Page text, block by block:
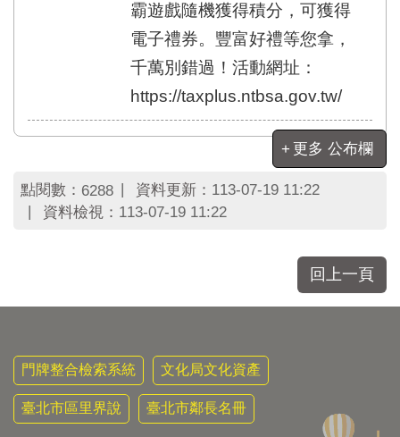
霸遊戲隨機獲得積分，可獲得
電子禮券。豐富好禮等您拿，
千萬別錯過！活動網址：
https://taxplus.ntbsa.gov.tw/
更多 公布欄
點閱數： 6288 資料更新： 113-07-19 11:22
資料檢視： 113-07-19 11:22
回上一頁
門牌整合檢索系統 文化局文化資產
臺北市區里界說 臺北市鄰長名冊